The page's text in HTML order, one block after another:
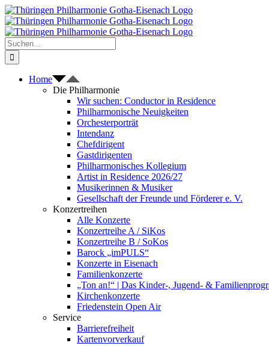
Zum
Inhalt
springen
Suche
nach:
Home
Die Philharmonie
Wir suchen: Conductor in Residence
Philharmonische Neuigkeiten
Orchesterporträt
Intendanz
Chefdirigent
Gastdirigenten
Philharmonisches Kollegium
Artist in Residence 2026/27
Musikerinnen & Musiker
Gesellschaft der Freunde und Förderer e. V.
Konzertreihen
Alle Konzerte
Konzertreihe A / SiKos
Konzertreihe B / SoKos
Barock „imPULS“
Konzerte in Eisenach
Familienkonzerte
„Ton an!“ | Das Kinder-, Jugend- &
Kirchenkonzerte
Friedenstein Open Air
Service
Barrierefreiheit
Kartenvorverkauf